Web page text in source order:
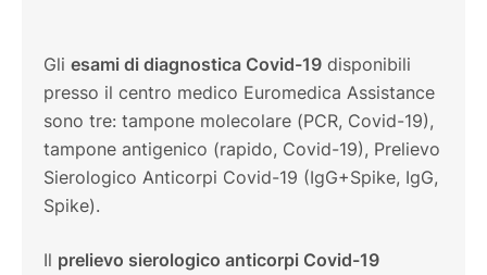
Gli esami di diagnostica Covid-19 disponibili
presso il centro medico Euromedica Assistance
sono tre: tampone molecolare (PCR, Covid-19),
tampone antigenico (rapido, Covid-19), Prelievo
Sierologico Anticorpi Covid-19 (IgG+Spike, IgG,
Spike).
Il prelievo sierologico anticorpi Covid-19